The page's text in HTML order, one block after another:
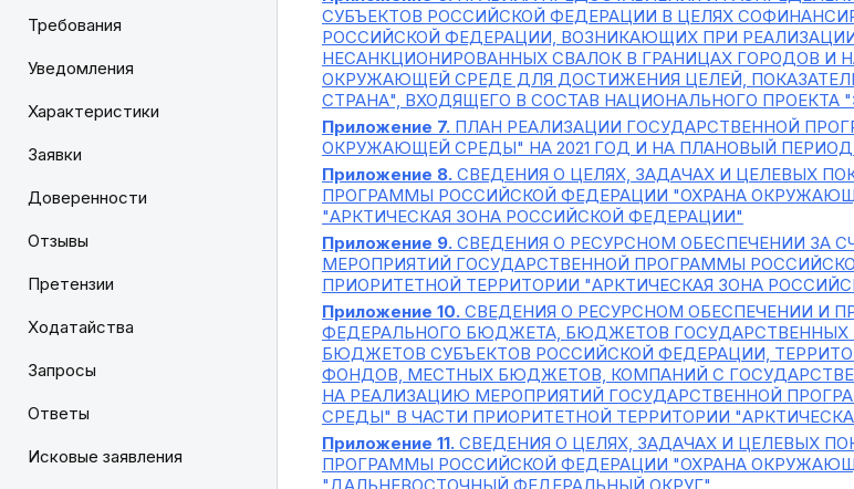
Требования
Уведомления
Характеристики
Заявки
Доверенности
Отзывы
Претензии
Ходатайства
Запросы
Ответы
Исковые заявления
СУБЪЕКТОВ РОССИЙСКОЙ ФЕДЕРАЦИИ В ЦЕЛЯХ
РОССИЙСКОЙ ФЕДЕРАЦИИ, ВОЗНИКАЮЩИХ ПРИ
НЕСАНКЦИОНИРОВАННЫХ СВАЛОК В ГРАНИЦАХ ГОРОДОВ И
ОКРУЖАЮЩЕЙ СРЕДЕ ДЛЯ ДОСТИЖЕНИЯ ЦЕЛЕЙ,
СТРАНА", ВХОДЯЩЕГО В СОСТАВ НАЦИОНАЛЬНОГО ПРОЕКТА
Приложение 7. ПЛАН РЕАЛИЗАЦИИ ГОСУДАРСТВЕННОЙ
ОКРУЖАЮЩЕЙ СРЕДЫ" НА 2021 ГОД И НА ПЛАНОВЫЙ ПЕРИОД
Приложение 8. СВЕДЕНИЯ О ЦЕЛЯХ, ЗАДАЧАХ И ЦЕЛЕВЫХ
ПРОГРАММЫ РОССИЙСКОЙ ФЕДЕРАЦИИ "ОХРАНА
"АРКТИЧЕСКАЯ ЗОНА РОССИЙСКОЙ ФЕДЕРАЦИИ"
Приложение 9. СВЕДЕНИЯ О РЕСУРСНОМ ОБЕСПЕЧЕНИИ ЗА
МЕРОПРИЯТИЙ ГОСУДАРСТВЕННОЙ ПРОГРАММЫ
ПРИОРИТЕТНОЙ ТЕРРИТОРИИ "АРКТИЧЕСКАЯ ЗОНА
Приложение 10. СВЕДЕНИЯ О РЕСУРСНОМ ОБЕСПЕЧЕНИИ И
ФЕДЕРАЛЬНОГО БЮДЖЕТА, БЮДЖЕТОВ
БЮДЖЕТОВ СУБЪЕКТОВ РОССИЙСКОЙ ФЕДЕРАЦИИ,
ФОНДОВ, МЕСТНЫХ БЮДЖЕТОВ, КОМПАНИЙ С
НА РЕАЛИЗАЦИЮ МЕРОПРИЯТИЙ ГОСУДАРСТВЕННОЙ
СРЕДЫ" В ЧАСТИ ПРИОРИТЕТНОЙ ТЕРРИТОРИИ
Приложение 11. СВЕДЕНИЯ О ЦЕЛЯХ, ЗАДАЧАХ И ЦЕЛЕВЫХ
ПРОГРАММЫ РОССИЙСКОЙ ФЕДЕРАЦИИ "ОХРАНА